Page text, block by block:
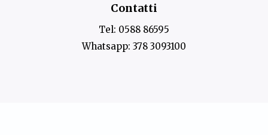
Contatti
Tel: 0588 86595
Whatsapp: 378 3093100